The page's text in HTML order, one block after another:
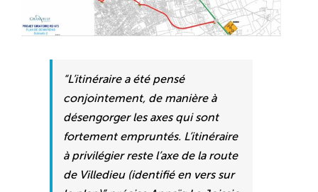
“L’itinéraire a été pensé
conjointement, de manière à
désengorger les axes qui sont
fortement empruntés. L’itinéraire
à privilégier reste l’axe de la route
de Villedieu (identifié en vers sur